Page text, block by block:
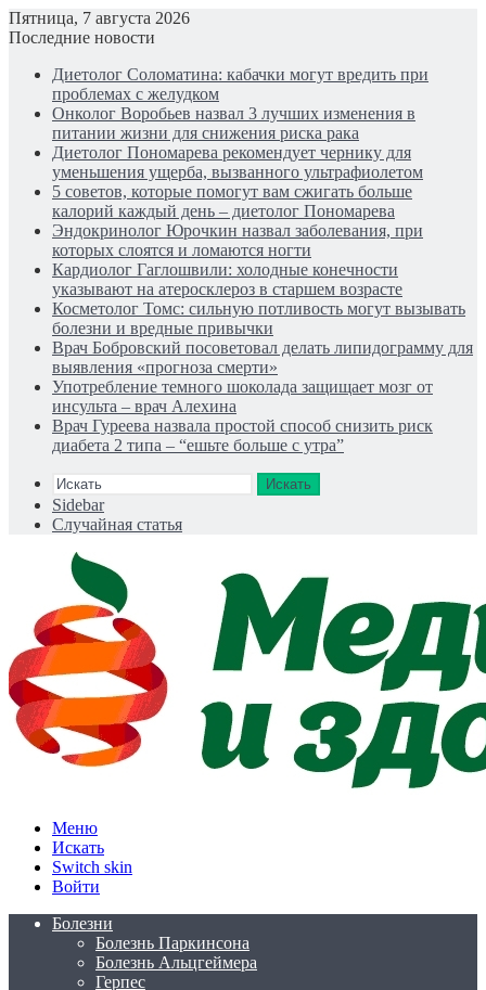
Пятница, 7 августа 2026
Последние новости
Диетолог Соломатина: кабачки могут вредить при
проблемах с желудком
Онколог Воробьев назвал 3 лучших изменения в
питании жизни для снижения риска рака
Диетолог Пономарева рекомендует чернику для
уменьшения ущерба, вызванного ультрафиолетом
5 советов, которые помогут вам сжигать больше
калорий каждый день – диетолог Пономарева
Эндокринолог Юрочкин назвал заболевания, при
которых слоятся и ломаются ногти
Кардиолог Гаглошвили: холодные конечности
указывают на атеросклероз в старшем возрасте
Косметолог Томс: сильную потливость могут вызывать
болезни и вредные привычки
Врач Бобровский посоветовал делать липидограмму для
выявления «прогноза смерти»
Употребление темного шоколада защищает мозг от
инсульта – врач Алехина
Врач Гуреева назвала простой способ снизить риск
диабета 2 типа – “ешьте больше с утра”
Искать
Sidebar
Случайная статья
Меню
Искать
Switch skin
Войти
Болезни
Болезнь Паркинсона
Болезнь Альцгеймера
Герпес